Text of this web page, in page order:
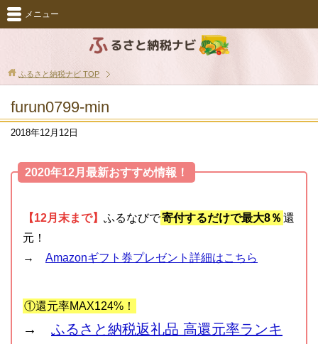
メニュー
ふるさと納税ナビ TOP
furun0799-min
2018年12月12日
2020年12月最新おすすめ情報！
【12月末まで】 ふるなびで寄付するだけで最大8％ 還
元！
→ Amazonギフト券プレゼント詳細はこちら
①還元率MAX124%！
→ ふるさと納税返礼品 高還元率ランキ